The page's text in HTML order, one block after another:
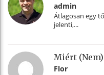
admin
Átlagosan egy
jelenti,...
Miért (nem)
Flor